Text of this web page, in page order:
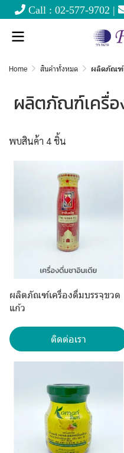
Call : 02-577-9702 |
Home สินค้าทั้งหมด ผลิตภัณฑ์
ผลิตภัณฑ์เครื่
พบสินค้า 4 ชิ้น
ผลิตภัณฑ์เครื่องดื่มบรรจุขวด
แก้ว
ติดต่อเรา